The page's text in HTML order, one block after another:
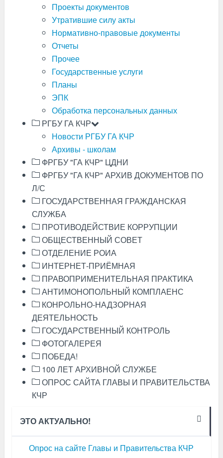
Проекты документов
Утратившие силу акты
Нормативно-правовые документы
Отчеты
Прочее
Государственные услуги
Планы
ЭПК
Обработка персональных данных
РГБУ ГА КЧР
Новости РГБУ ГА КЧР
Архивы - школам
ФРГБУ "ГА КЧР" ЦДНИ
ФРГБУ "ГА КЧР" АРХИВ ДОКУМЕНТОВ ПО
Л/С
ГОСУДАРСТВЕННАЯ ГРАЖДАНСКАЯ
СЛУЖБА
ПРОТИВОДЕЙСТВИЕ КОРРУПЦИИ
ОБЩЕСТВЕННЫЙ СОВЕТ
ОТДЕЛЕНИЕ РОИА
ИНТЕРНЕТ-ПРИЁМНАЯ
ПРАВОПРИМЕНИТЕЛЬНАЯ ПРАКТИКА
АНТИМОНОПОЛЬНЫЙ КОМПЛАЕНС
КОНРОЛЬНО-НАДЗОРНАЯ
ДЕЯТЕЛЬНОСТЬ
ГОСУДАРСТВЕННЫЙ КОНТРОЛЬ
ФОТОГАЛЕРЕЯ
ПОБЕДА!
100 ЛЕТ АРХИВНОЙ СЛУЖБЕ
ОПРОС САЙТА ГЛАВЫ И ПРАВИТЕЛЬСТВА
КЧР
ЭТО АКТУАЛЬНО!
Опрос на сайте Главы и Правительства КЧР